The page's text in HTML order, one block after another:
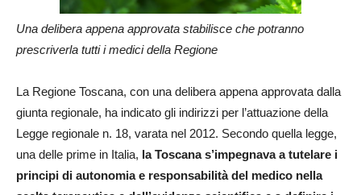
Una delibera appena approvata stabilisce che potranno
prescriverla tutti i medici della Regione
La Regione Toscana, con una delibera appena approvata dalla
giunta regionale, ha indicato gli indirizzi per l’attuazione della
Legge regionale n. 18, varata nel 2012. Secondo quella legge,
una delle prime in Italia, la Toscana s’impegnava a tutelare i
principi di autonomia e responsabilità del medico nella